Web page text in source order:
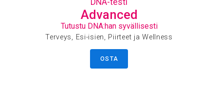
DNA-testi
Advanced
Tutustu DNA:han syvällisesti
Terveys, Esi-isien, Piirteet ja Wellness
OSTA